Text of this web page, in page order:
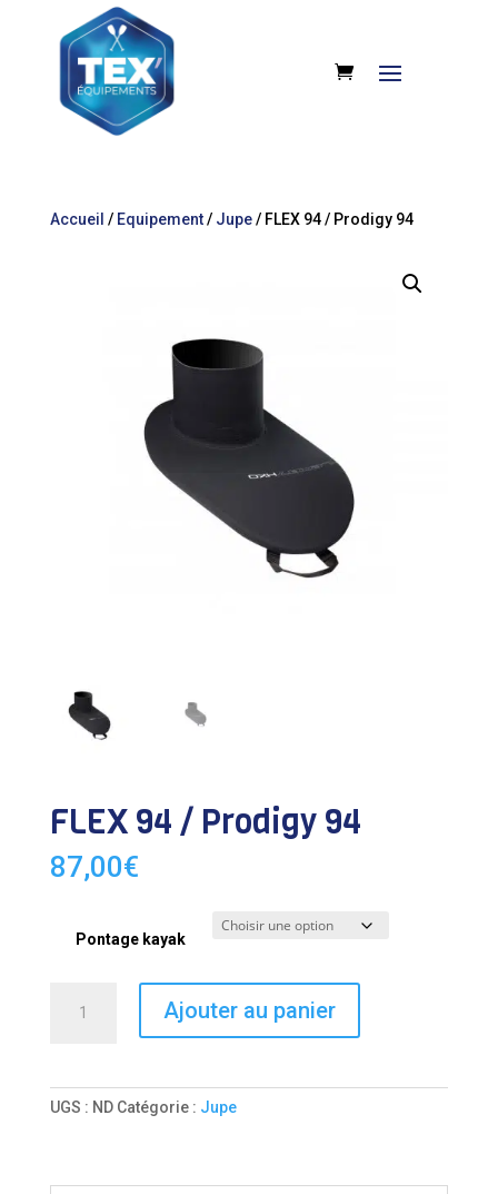
Accueil / Equipement/ Jupe/ FLEX 94 / Prodigy 94
FLEX 94 / Prodigy 94
87,00€
Pontage kayak
Ajouter au panier
UGS : ND Catégorie : Jupe